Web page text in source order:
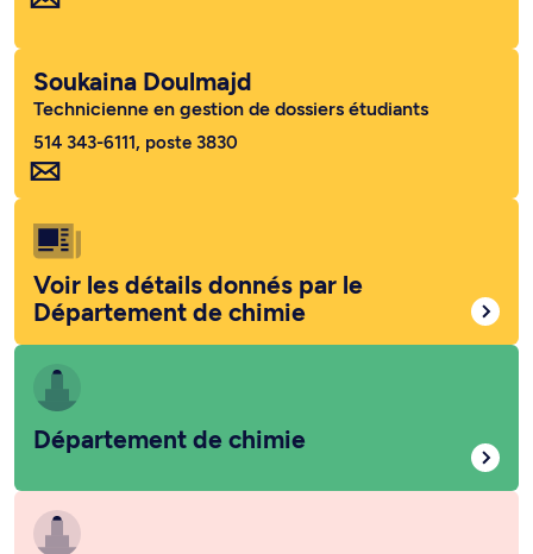
Soukaina Doulmajd
Technicienne en gestion de dossiers étudiants
514 343-6111, poste 3830
Voir les détails donnés par le
Département de chimie
Département de chimie